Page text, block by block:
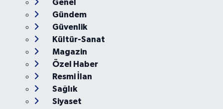
Genel
Gündem
Güvenlik
Kültür-Sanat
Magazin
Özel Haber
Resmi İlan
Sağlık
Siyaset